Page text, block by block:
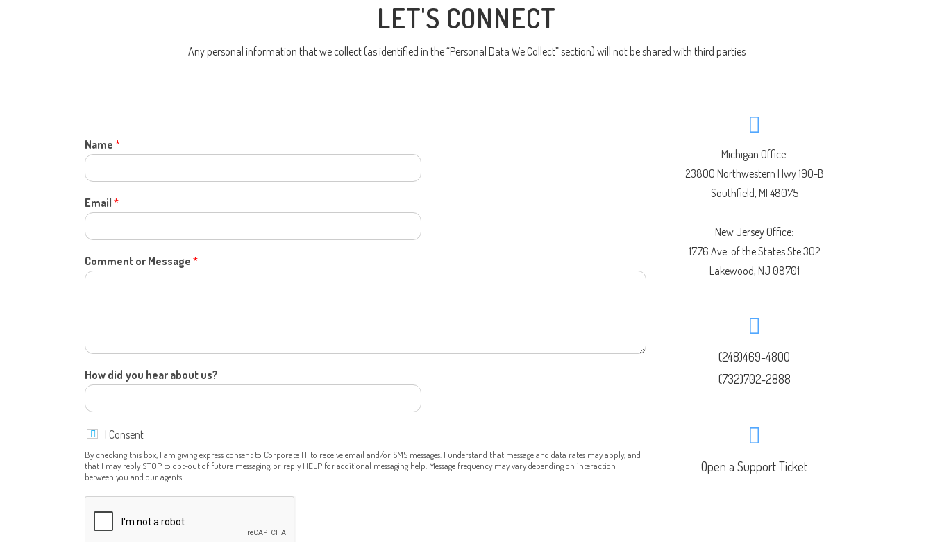
LET'S CONNECT
Any personal information that we collect (as identified in the “Personal Data We Collect” section) will not be shared with third parties
Name *
N
a
m
e
m
a
s
a
g
e
N
a
m
e
o
m
H
w
Email *
Comment or Message *
How did you hear about us?
I Consent
By checking this box, I am giving express consent to Corporate IT to receive email and/or SMS messages. I understand that message and data rates may apply, and
that I may reply STOP to opt-out of future messaging, or reply HELP for additional messaging help. Message frequency may vary depending on interaction
between you and our agents.
Michigan Office:
23800 Northwestern Hwy 190-B
Southfield, MI 48075
New Jersey Office:
1776 Ave. of the States Ste 302
Lakewood, NJ 08701
(248)469-4800
(732)702-2888
Open a Support Ticket